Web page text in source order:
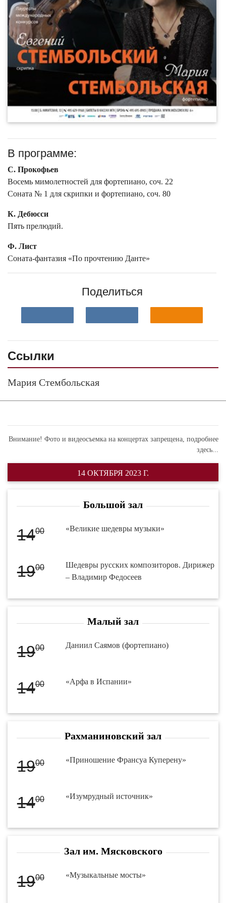
В программе:
С. Прокофьев
Восемь мимолетностей для фортепиано, соч. 22
Соната № 1 для скрипки и фортепиано, соч. 80
К. Дебюсси
Пять прелюдий.
Ф. Лист
Соната-фантазия «По прочтению Данте»
Поделиться
Ссылки
Мария Стембольская
Внимание! Фото и видеосъемка на концертах запрещена, подробнее
здесь...
14 ОКТЯБРЯ 2023 Г.
Большой зал
1400 «Великие шедевры музыки»
1900
Шедевры русских композиторов. Дирижер
– Владимир Федосеев
Малый зал
1900 Даниил Саямов (фортепиано)
1400 «Арфа в Испании»
Рахманиновский зал
1900 «Приношение Франсуа Куперену»
1400 «Изумрудный источник»
Зал им. Мясковского
1900 «Музыкальные мосты»